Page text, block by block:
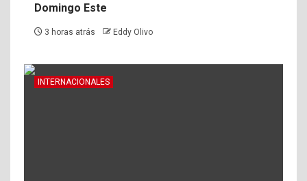
Domingo Este
3 horas atrás Eddy Olivo
INTERNACIONALES